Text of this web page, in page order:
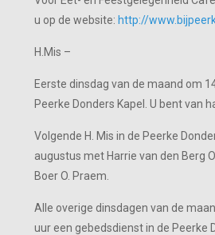
u op de website: http://
H.Mis –
Eerste dinsdag van de maand om
Peerke Donders Kapel. U bent van
Volgende H. Mis in de Peerke
augustus met Harrie van den Berg
Boer O. Praem.
Alle overige dinsdagen van de
uur een gebedsdienst in de Peerke